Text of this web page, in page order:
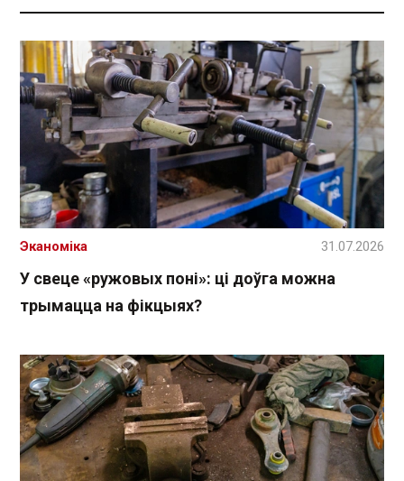
У свеце «ружовых поні»: ці доўга можна
трымацца на фікцыях?
Эканоміка 31.07.2026